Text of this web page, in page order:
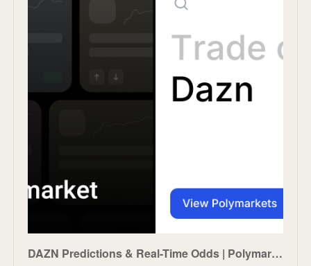
DAZN Predictions & Real-Time Odds | Polymarket